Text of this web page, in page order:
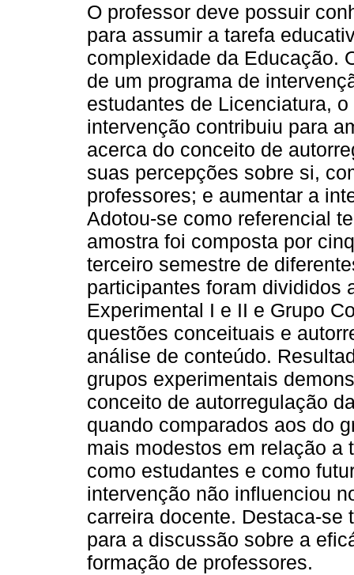
O professor deve possuir
para assumir a tarefa
complexidade da Educação.
de um programa de
estudantes de Licenciatura,
intervenção contribuiu para
acerca do conceito de
suas percepções sobre si,
professores; e aumentar a
Adotou-se como referencial
amostra foi composta por
terceiro semestre de
participantes foram divididos
Experimental I e II e Grupo
questões conceituais e
análise de conteúdo.
grupos experimentais
conceito de autorregulação
quando comparados aos do
mais modestos em relação a
como estudantes e como
intervenção não influenciou
carreira docente. Destaca-se
para a discussão sobre a
formação de professores.